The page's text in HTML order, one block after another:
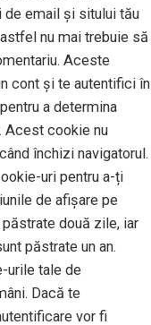
de email și sitului tău
nu mai trebuie să
Aceste
cont și te autentifici în
a determina
Acest cookie nu
închizi navigatorul.
uri pentru a-ți
de afișare pe
două zile, iar
păstrate un an.
urile tale de
Dacă te
vor fi